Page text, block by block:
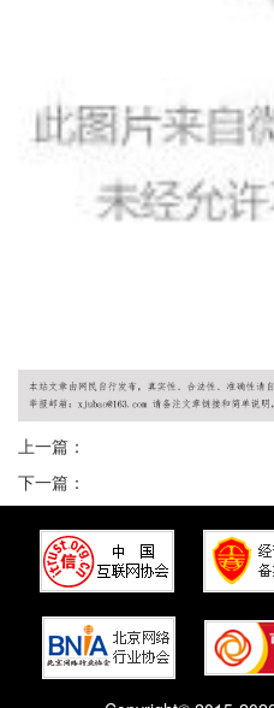
上一篇：
下一篇：